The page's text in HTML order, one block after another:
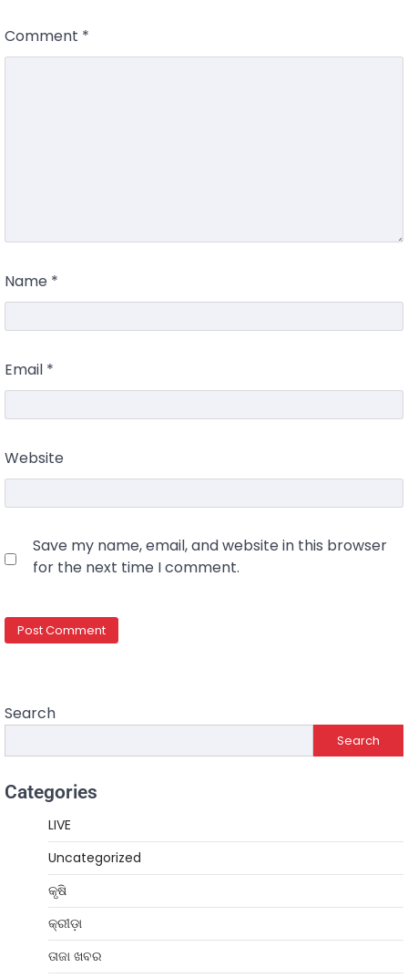
Comment *
Name *
Email *
Website
Save my name, email, and website in this browser
for the next time I comment.
Search
Search
Categories
LIVE
Uncategorized
କୃଷି
କ୍ରୀଡ଼ା
ତାଜା ଖବର